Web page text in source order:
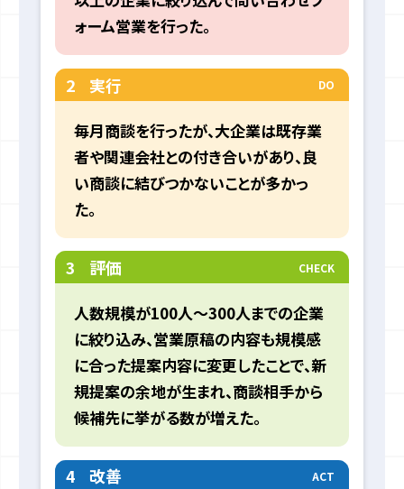
ォーム営業を行った。
2 DO
実行
毎月商談を行ったが、大企業は既存業
者や関連会社との付き合いがあり、良
い商談に結びつかないことが多かっ
た。
3 CHECK
評価
人数規模が100人〜300人までの企業
に絞り込み、営業原稿の内容も規模感
に合った提案内容に変更したことで、新
規提案の余地が生まれ、商談相手から
候補先に挙がる数が増えた。
4 ACT
改善